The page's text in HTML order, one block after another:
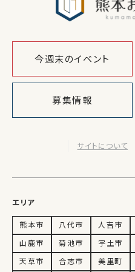
今週末のイベント
募集情報
サイトについて
エリア
熊本市 八代市 人吉市
山鹿市
菊池市 宇土市
天草市
合志市 美里町